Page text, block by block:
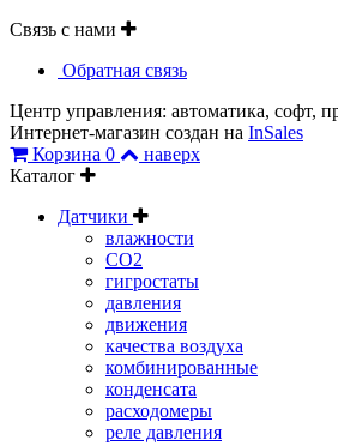
Связь с нами
Обратная связь
Центр управления: автоматика, софт,
Интернет-магазин создан на InSales
Корзина 0
наверх
Каталог
Датчики
влажности
CO2
гигростаты
давления
движения
качества воздуха
комбинированные
конденсата
расходомеры
реле давления